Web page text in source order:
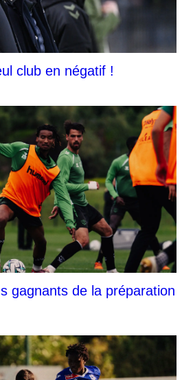
club en négatif !
gagnants de la préparation